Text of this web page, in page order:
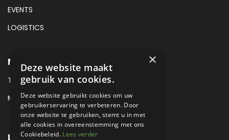
EVENTS
LOGISTICS
METROPOLE SALES CONTACT
TEL:+31 (0) 88 425 94 00
MAIL:SALES@METROPOLE.NL
LOCATIE
×
Deze website maakt
gebruik van cookies.
Deze website gebruikt cookies om uw
gebruikerservaring te verbeteren. Door
onze website te gebruiken, stemt u in met
alle cookies in overeenstemming met ons
Cookiebeleid. Lees verder